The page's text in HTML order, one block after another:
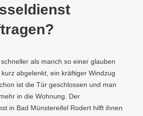
als manch so einer glauben
abgelenkt, ein kräftiger Windzug
ist die Tür geschlossen und man
in die Wohnung. Der
in Bad Münstereifel Rodert hilft ihnen